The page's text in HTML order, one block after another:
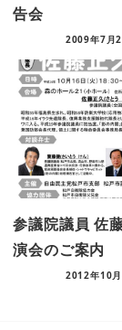
告会
2009年7月
参議院議員 佐
演会のご案内
2012年10